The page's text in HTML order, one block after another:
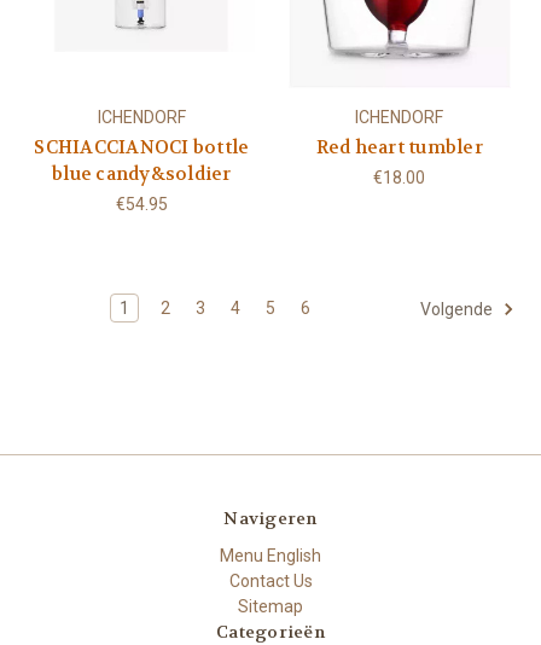
ICHENDORF
SCHIACCIANOCI bottle
blue candy&soldier
€54.95
ICHENDORF
Red heart tumbler
€18.00
1 2 3 4 5 6 Volgende
Navigeren
Menu English
Contact Us
Sitemap
Categorieën